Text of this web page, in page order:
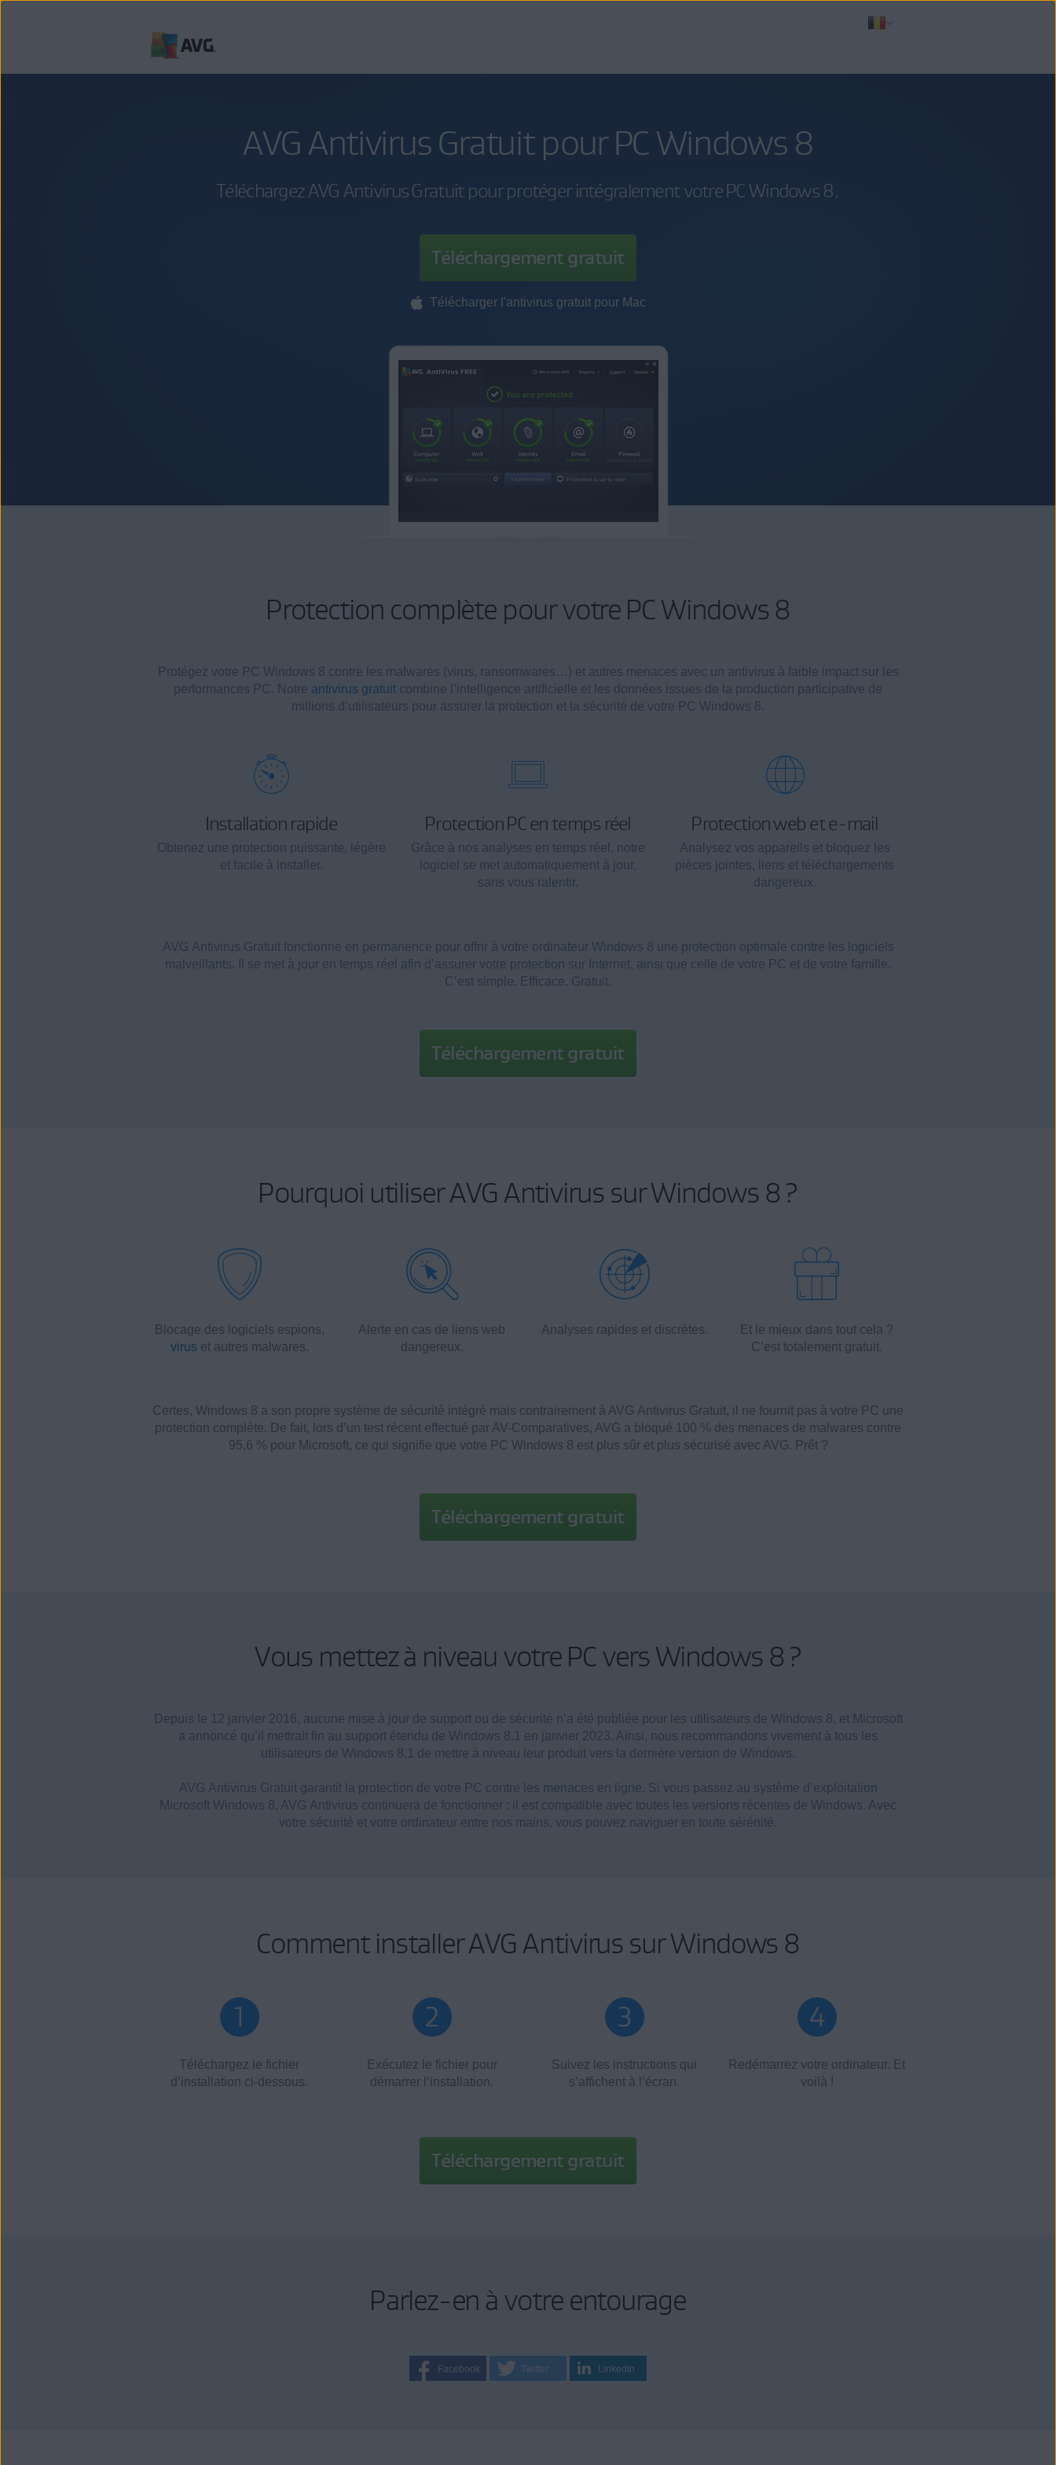
AVG Antivirus Gratuit pour PC Windows 8
Téléchargez AVG Antivirus Gratuit pour protéger intégralement votre PC Windows 8.
Téléchargement gratuit
Télécharger l'antivirus gratuit pour Mac
Protection complète pour votre PC Windows 8
Protégez votre PC Windows 8 contre les malwares (virus, ransomwares…) et autres menaces avec un antivirus à faible impact sur les
performances PC. Notre antivirus gratuit combine l’intelligence artificielle et les données issues de la production participative de
millions d’utilisateurs pour assurer la protection et la sécurité de votre PC Windows 8.
Installation rapide
Obtenez une protection puissante, légère
et facile à installer.
Protection PC en temps réel
Grâce à nos analyses en temps réel, notre
logiciel se met automatiquement à jour,
sans vous ralentir.
Protection web et e-mail
Analysez vos appareils et bloquez les
pièces jointes, liens et téléchargements
dangereux.
AVG Antivirus Gratuit fonctionne en permanence pour offrir à votre ordinateur Windows 8 une protection optimale contre les logiciels
malveillants. Il se met à jour en temps réel afin d’assurer votre protection sur Internet, ainsi que celle de votre PC et de votre famille.
C’est simple. Efficace. Gratuit.
Téléchargement gratuit
Pourquoi utiliser AVG Antivirus sur Windows 8 ?
Blocage des logiciels espions,
virus et autres malwares.
Alerte en cas de liens web
dangereux.
Analyses rapides et discrètes.
Et le mieux dans tout cela ?
C’est totalement gratuit.
Certes, Windows 8 a son propre système de sécurité intégré mais contrairement à AVG Antivirus Gratuit, il ne fournit pas à votre PC une
protection complète. De fait, lors d’un test récent effectué par AV-Comparatives, AVG a bloqué 100 % des menaces de malwares contre
95,6 % pour Microsoft, ce qui signifie que votre PC Windows 8 est plus sûr et plus sécurisé avec AVG. Prêt ?
Téléchargement gratuit
Vous mettez à niveau votre PC vers Windows 8 ?
Depuis le 12 janvier 2016, aucune mise à jour de support ou de sécurité n’a été publiée pour les utilisateurs de Windows 8, et Microsoft
a annoncé qu’il mettrait fin au support étendu de Windows 8.1 en janvier 2023. Ainsi, nous recommandons vivement à tous les
utilisateurs de Windows 8.1 de mettre à niveau leur produit vers la dernière version de Windows.
AVG Antivirus Gratuit garantit la protection de votre PC contre les menaces en ligne. Si vous passez au système d’exploitation
Microsoft Windows 8, AVG Antivirus continuera de fonctionner : il est compatible avec toutes les versions récentes de Windows. Avec
votre sécurité et votre ordinateur entre nos mains, vous pouvez naviguer en toute sérénité.
Comment installer AVG Antivirus sur Windows 8
Téléchargez le fichier
d’installation ci-dessous.
Exécutez le fichier pour
démarrer l’installation.
Suivez les instructions qui
s’affichent à l’écran.
Redémarrez votre ordinateur. Et
voilà !
Téléchargement gratuit
Parlez-en à votre entourage
Facebook Twitter LinkedIn